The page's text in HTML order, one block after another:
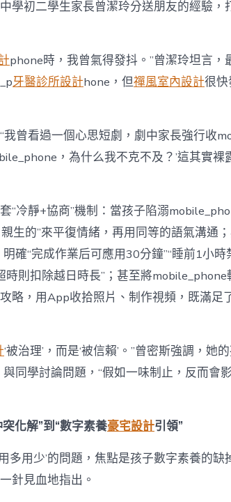
學初二學生家長曾潔玲分送朋友的經驗，
phone時，我曾氣得發抖。”曾潔玲坦言，
牙醫診所設計hone，但禪風室內設計很快
曾看過一個心思短劇，劇中家長強行收
，為什么我不克不及？’這其實
“冷靜+協商”機制：當孩子陷溺
生的”來平復情緒，再用同等的語氣溝通
確“完成作業后可應用30分鐘”“睡前1小時
則扣除越日時長”；甚至將mobile_phone
，用App收拾照片、制作視頻，既滿足
‘被治理’，而是‘被信賴’。”曾密斯強調，她
同學討論問題，“假如一味制止，反而會
化解”到“數字素養豪宅設計引領”
多用少’的問題，焦點是孩子數字素養的缺
針見血地指出。